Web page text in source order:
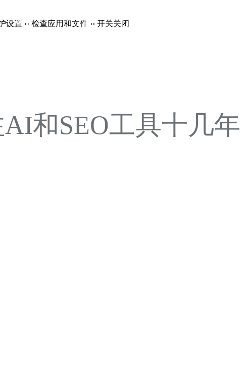
置 ›› 检查应用和文件 ›› 开关关闭
AI和SEO工具十几年